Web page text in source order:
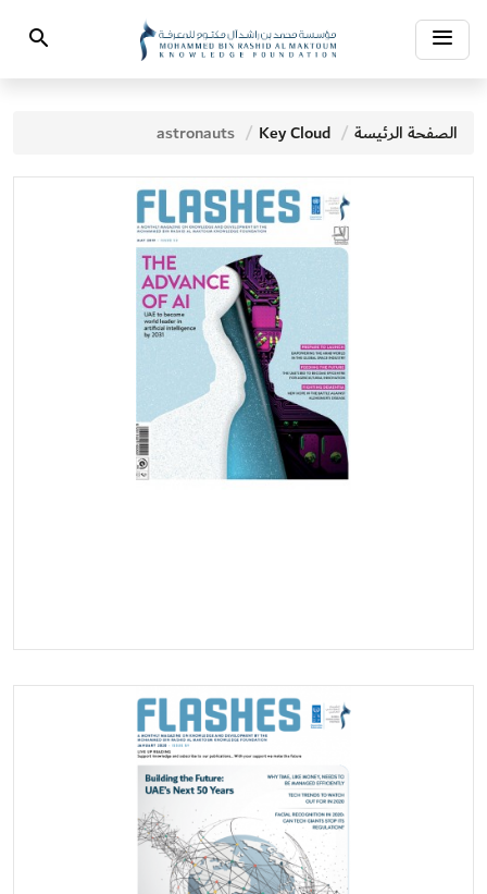
Toggle
navigation
Search
الصفحة الرئيسة Key Cloud
astronauts